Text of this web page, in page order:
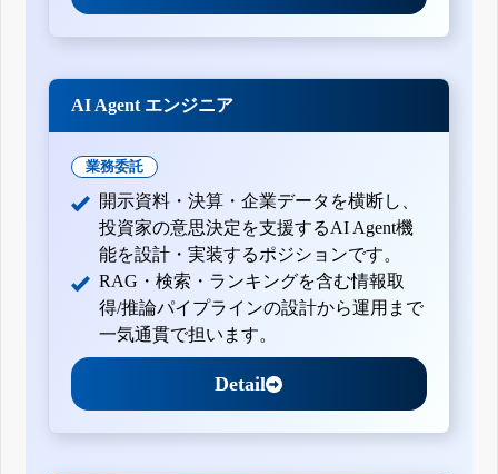
AI Agent エンジニア
業務委託
開示資料・決算・企業データを横断し、
投資家の意思決定を支援するAI Agent機
能を設計・実装するポジションです。
RAG・検索・ランキングを含む情報取
得/推論パイプラインの設計から運用まで
一気通貫で担います。
Detail